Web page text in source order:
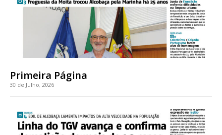
Sendo assinante terá acesso a todos os conteúdos exclusivos e versões
digitais.
Escolha o plano de assinatura desejado:
32€
Primeira Página
30 de Julho, 2026